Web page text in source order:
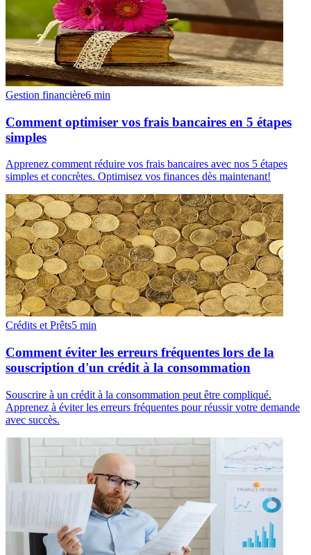
Gestion financière6 min
Comment optimiser vos frais bancaires en 5 étapes
simples
Apprenez comment réduire vos frais bancaires avec nos 5 étapes
simples et concrètes. Optimisez vos finances dès maintenant!
Crédits et Prêts5 min
Comment éviter les erreurs fréquentes lors de la
souscription d'un crédit à la consommation
Souscrire à un crédit à la consommation peut être compliqué.
Apprenez à éviter les erreurs fréquentes pour réussir votre demande
avec succès.